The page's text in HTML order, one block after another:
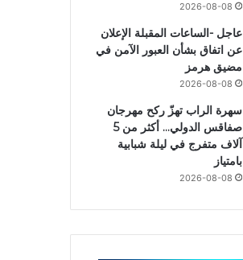
2026-08-08
عاجل -الساعات المقبلة الإعلان
عن اتفاق بشأن العبور الآمن في
مضيق هرمز
2026-08-08
سهرة الراب تهزّ ركح مهرجان
صفاقس الدولي… أكثر من 5
آلاف متفرج في ليلة شبابية
بامتياز
2026-08-08